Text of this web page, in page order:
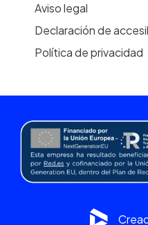
Aviso legal
Declaración de
Política de privacidad